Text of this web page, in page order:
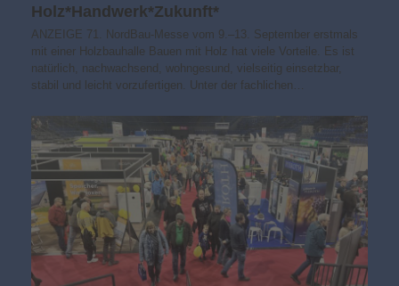
Holz*Handwerk*Zukunft*
ANZEIGE 71. NordBau-Messe vom 9.–13. September erstmals
mit einer Holzbauhalle Bauen mit Holz hat viele Vorteile. Es ist
natürlich, nachwachsend, wohngesund, vielseitig einsetzbar,
stabil und leicht vorzufertigen. Unter der fachlichen…